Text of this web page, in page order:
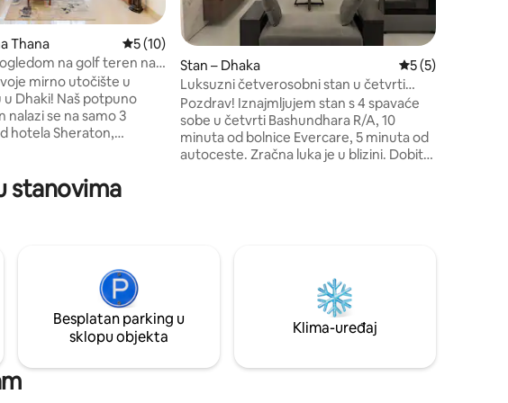
7
Thana Prosječna ocjena: 5/5, recenzija: 10
5 (10)
na golf teren na
mirno utočište u
Naš potpuno
nalazi se na samo 3
hotela Sheraton,
sobe, modernoj kuhinji,
dnevnom
blizu našeg stana.
već danas i uživajte
u predivnom odmoru u Bananiju!
Stan – Dhaka Prosječna
5 (5)
Luksuzni četverosobni stan u četvrti
Bashundhara R/A
Pozdrav! Iznajmljujem stan s 4 spavaće
sobe u četvrti Bashundhara R/A, 10
minuta od bolnice Evercare, 5 minuta od
autoceste. Zračna luka je u blizini. Dobit
Potrebno je više stanova Prije ugovaranja
rezervacije pročitajte cijeli opis i
apartmani Nirvana
stanovima
Besplatan parking u
sklopu objekta
Klima-uređaj